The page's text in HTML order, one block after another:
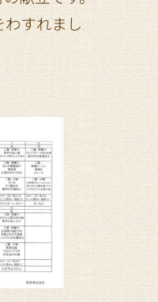
わすれまし